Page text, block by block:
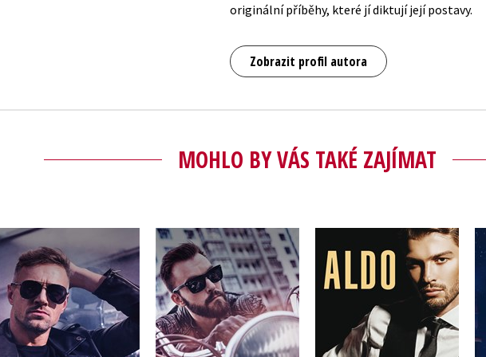
originální příběhy, které jí diktují její postavy.
Zobrazit profil autora
MOHLO BY VÁS TAKÉ ZAJÍMAT
Zvýšit rychlost
Melanie Moreland
Nebezpečná rychlost
Melanie Moreland
Aldo
Melanie Moreland